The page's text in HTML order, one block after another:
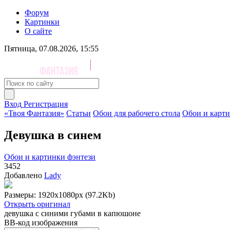
Форум
Картинки
О сайте
Пятница, 07.08.2026, 15:55
Вход Регистрация
«Твоя Фантазия» Статьи Обои для рабочего стола Обои и
Девушка в синем
Обои и картинки фэнтези
3452
Добавлено Lady
Размеры: 1920x1080px (97.2Kb)
Открыть оригинал
девушка с синими губами в капюшоне
BB-код изображения